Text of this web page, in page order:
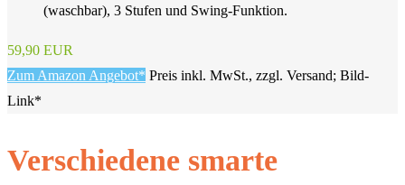
(waschbar), 3 Stufen und Swing-Funktion.
59,90 EUR
Zum Amazon Angebot* Preis inkl. MwSt., zzgl. Versand; Bild-
Link*
Verschiedene smarte